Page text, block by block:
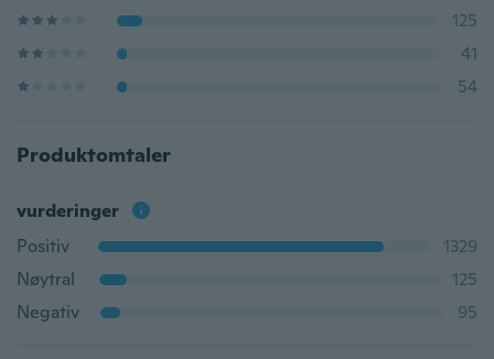
125
41
54
Produktomtaler
vurderinger
Positiv
1329
Nøytral
125
Negativ
95